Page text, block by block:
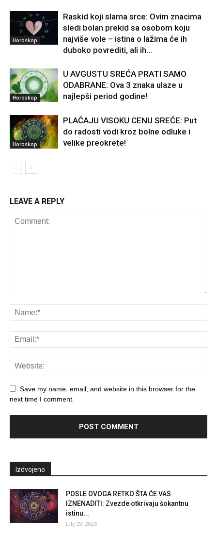
Horoskop
Raskid koji slama srce: Ovim znacima
sledi bolan prekid sa osobom koju
najviše vole – istina o lažima će ih
duboko povrediti, ali ih...
Horoskop
U AVGUSTU SREĆA PRATI SAMO
ODABRANE: Ova 3 znaka ulaze u
najlepši period godine!
Horoskop
PLAĆAJU VISOKU CENU SREĆE: Put
do radosti vodi kroz bolne odluke i
velike preokrete!
LEAVE A REPLY
Save my name, email, and website in this browser for the
next time I comment.
Izdvojeno
POSLE OVOGA RETKO ŠTA ĆE VAS
IZNENADITI: Zvezde otkrivaju šokantnu
istinu...
July 29, 2025